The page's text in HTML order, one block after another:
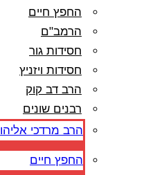
החפץ חיים
הרמב"ם
חסידות גור
חסידות ויזניץ
הרב דב קוק
רבנים שונים
הרב מרדכי אליהו
החפץ חיים